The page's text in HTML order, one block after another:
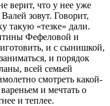
верит, что у нее уже
зовут. Говорит,
такую «тезке» дали.
Фефеловой и
и с сынишкой,
и порядок
всей семьей
смотреть какой-
и мечтать о
и теплее.